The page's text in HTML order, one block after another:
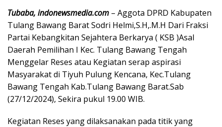
Tubaba, indonewsmedia.com – Aggota DPRD Kabupaten
Tulang Bawang Barat Sodri Helmi,S.H,.M.H Dari Fraksi
Partai Kebangkitan Sejahtera Berkarya ( KSB )Asal
Daerah Pemilihan I Kec. Tulang Bawang Tengah
Menggelar Reses atau Kegiatan serap aspirasi
Masyarakat di Tiyuh Pulung Kencana, Kec.Tulang
Bawang Tengah Kab.Tulang Bawang Barat.Sab
(27/12/2024), Sekira pukul 19.00 WIB.
Kegiatan Reses yang dilaksanakan pada titik yang